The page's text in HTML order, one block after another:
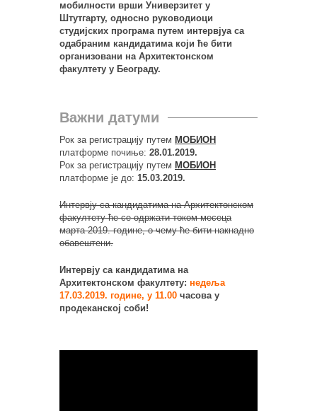
мобилности врши Универзитет у
Штутгарту, односно руководиоци
студијских програма путем интервјуа са
одабраним кандидатима који ће бити
организовани на Архитектонском
факултету у Београду.
Важни датуми
Рок за регистрацију путем МОБИОН
платформе почиње: 28.01.2019.
Рок за регистрацију путем МОБИОН
платформе је до: 15.03.2019.
Интервју са кандидатима на Архитектонском
факултету ће се одржати током месеца
марта 2019. године, о чему ће бити накнадно
обавештени.
Интервју са кандидатима на
Архитектонском факултету: недеља
17.03.2019. године, у 11.00 часова у
продеканској соби!